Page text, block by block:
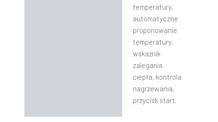
temperatury,
automatyczne
proponowanie
temperatury,
wskaźnik
zalegania
ciepła, kontrola
nagrzewania,
przycisk start.